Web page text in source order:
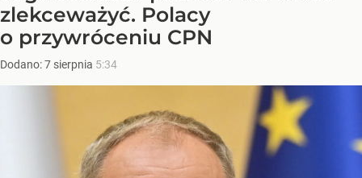
zlekceważyć. Polacy
o przywróceniu CPN
Dodano:7 sierpnia 5:34